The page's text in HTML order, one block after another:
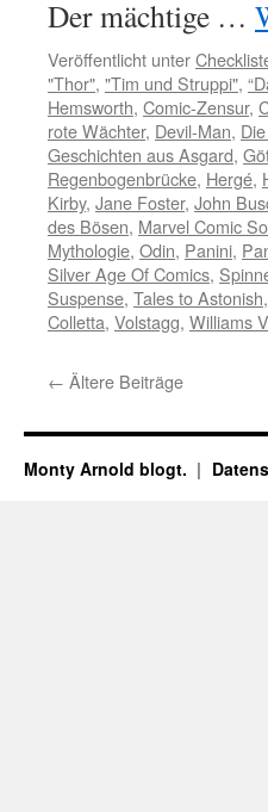
Der mächtige …
Veröffentlicht unter
"Thor", "Tim und Struppi",
Hemsworth, Comic-Zensur,
rote Wächter, Devil-Man,
Geschichten aus Asgard,
Regenbogenbrücke, Hergé,
Kirby, Jane Foster, John
des Bösen, Marvel Comic
Mythologie, Odin, Panini,
Silver Age Of Comics,
Suspense, Tales to Astonish,
Colletta, Volstagg, Williams
← Ältere Beiträge
Monty Arnold blogt.